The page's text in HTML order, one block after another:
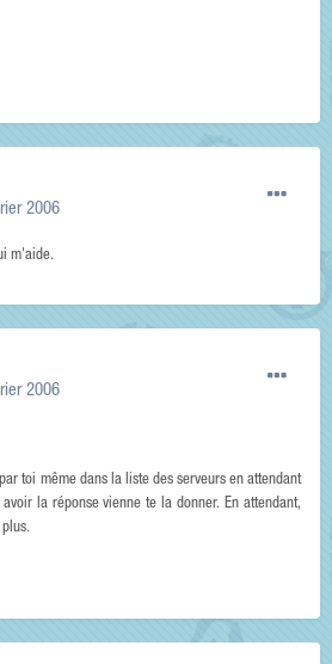
2006
m'aide.
2006
toi même dans la liste des serveurs en attendant
la réponse vienne te la donner. En attendant,